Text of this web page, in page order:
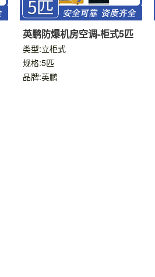
英鹏防爆机房空调-柜式5匹
类型:立柜式
规格:5匹
品牌:英鹏